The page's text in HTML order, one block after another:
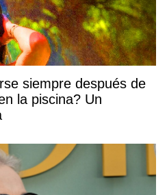
siempre después de
la piscina? Un